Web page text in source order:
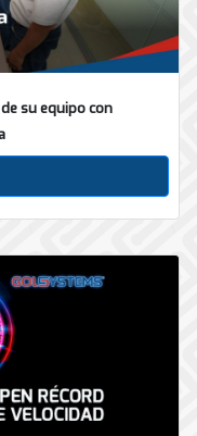
su equipo con